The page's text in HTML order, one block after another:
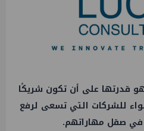
قدرتها على أن تكون شريكًا
للشركات التي تسعى لرفع
في صقل مهاراتهم.